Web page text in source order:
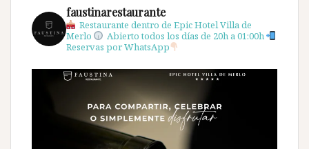
faustinarestaurante
Restaurante dentro de Epic Hotel Villa de
Merlo
Abierto todos los días de 20h a 01:00h
Reservas por WhatsApp